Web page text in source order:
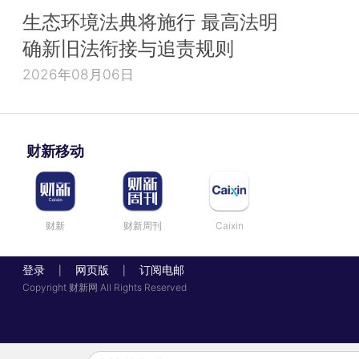
生态环境法典将施行 最高法明
确新旧法衔接与追责规则
2026年08月06日
财新移动
财新 财新周刊 Caixin
登录 网页版 订阅电邮
Copyright 财新网 All Rights Reserved